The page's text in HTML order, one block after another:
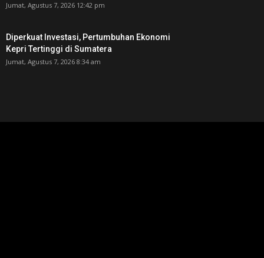
Jumat, Agustus 7, 2026 12:42 pm
Diperkuat Investasi, Pertumbuhan Ekonomi
Kepri Tertinggi di Sumatera
Jumat, Agustus 7, 2026 8:34 am